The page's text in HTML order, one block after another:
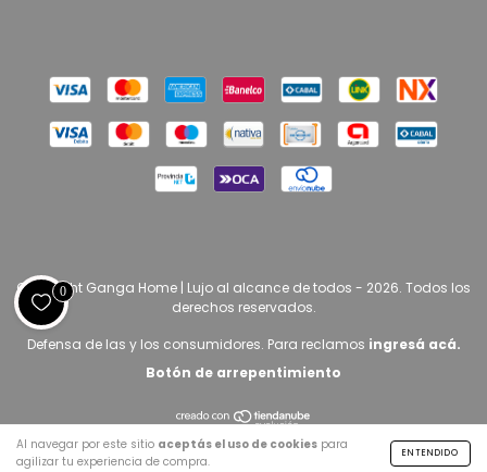
Al navegar por este sitio aceptás el uso de cookies para
agilizar tu experiencia de compra.
ENTENDIDO
Copyright Ganga Home | Lujo al alcance de todos - 2026. Todos los
derechos reservados.
Defensa de las y los consumidores. Para reclamos ingresá acá.
Botón de arrepentimiento
0